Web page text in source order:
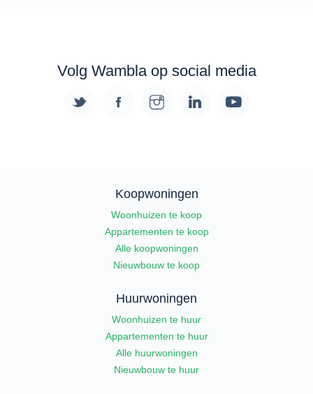
Volg Wambla op social media
Koopwoningen
Woonhuizen te koop
Appartementen te koop
Alle koopwoningen
Nieuwbouw te koop
Huurwoningen
Woonhuizen te huur
Appartementen te huur
Alle huurwoningen
Nieuwbouw te huur